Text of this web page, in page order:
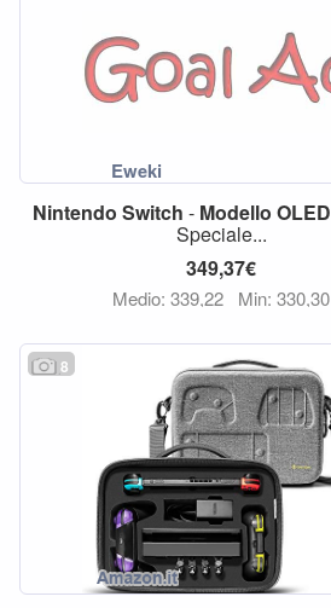
Nintendo Switch - Modello OLED
Speciale...
349,37€
Medio: 339,22 Min: 330,30
8